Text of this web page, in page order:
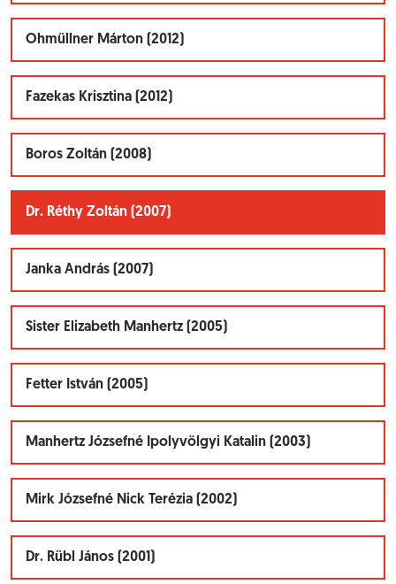
Ohmüllner Márton (2012)
Fazekas Krisztina (2012)
Boros Zoltán (2008)
Dr. Réthy Zoltán (2007)
Janka András (2007)
Sister Elizabeth Manhertz (2005)
Fetter István (2005)
Manhertz Józsefné Ipolyvölgyi Katalin (2003)
Mirk Józsefné Nick Terézia (2002)
Dr. Rübl János (2001)